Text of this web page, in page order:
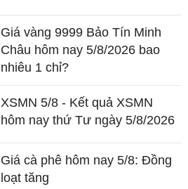
Giá vàng 9999 Bảo Tín Minh
Châu hôm nay 5/8/2026 bao
nhiêu 1 chỉ?
XSMN 5/8 - Kết quả XSMN
hôm nay thứ Tư ngày 5/8/2026
Giá cà phê hôm nay 5/8: Đồng
loạt tăng